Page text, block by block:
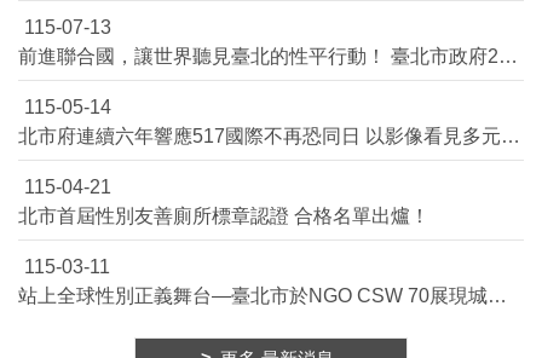
友
善
廁
認
證
計
畫
性
別
主
115-07-13
前進聯合國，讓世界聽見臺北的性平行動！ 臺北市政府2027年聯合國CSW & NGO CSW民間代表徵選開跑！
115-05-14
北市府連續六年響應517國際不再恐同日 以影像看見多元生命風景
115-04-21
北市首屆性別友善廁所標章認證 合格名單出爐！
115-03-11
站上全球性別正義舞台—臺北市於NGO CSW 70展現城市治理實力！